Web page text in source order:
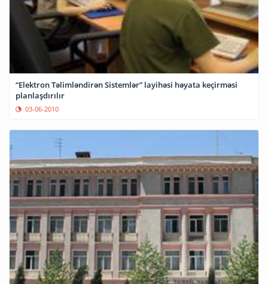
“Elektron Təlimləndirən Sistemlər” layihəsi həyata keçirməsi
planlaşdırılır
03-06-2010